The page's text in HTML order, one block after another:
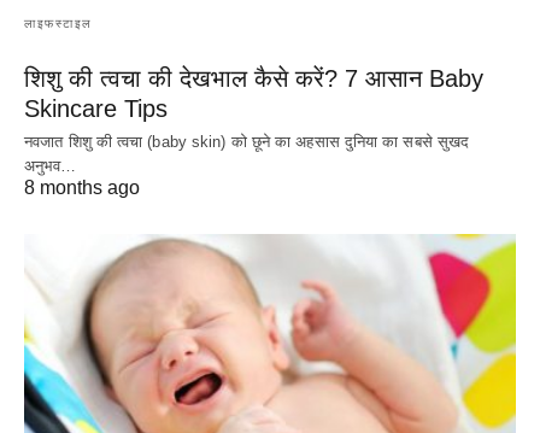
लाइफस्टाइल
शिशु की त्वचा की देखभाल कैसे करें? 7 आसान Baby
Skincare Tips
नवजात शिशु की त्वचा (baby skin) को छूने का अहसास दुनिया का सबसे सुखद
अनुभव…
8 months ago